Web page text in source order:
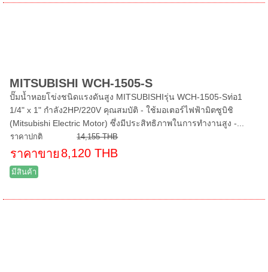
MITSUBISHI WCH-1505-S
ปั๊มน้ำหอยโข่งชนิดแรงดันสูง MITSUBISHIรุ่น WCH-1505-Sท่อ1
1/4" x 1" กำลัง2HP/220V คุณสมบัติ - ใช้มอเตอร์ไฟฟ้ามิตซูบิชิ
(Mitsubishi Electric Motor) ซึ่งมีประสิทธิภาพในการทำงานสูง -...
ราคาปกติ 14,155 THB
ราคาขาย 8,120 THB
มีสินค้า